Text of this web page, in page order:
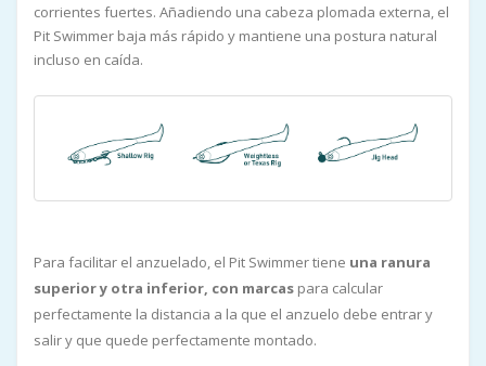
corrientes fuertes. Añadiendo una cabeza plomada externa, el
Pit Swimmer baja más rápido y mantiene una postura natural
incluso en caída.
Para facilitar el anzuelado, el Pit Swimmer tiene una ranura
superior y otra inferior, con marcas para calcular
perfectamente la distancia a la que el anzuelo debe entrar y
salir y que quede perfectamente montado.